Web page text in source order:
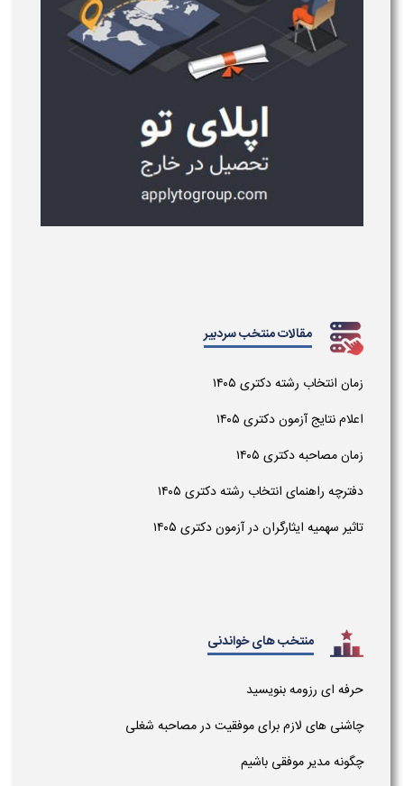
مقالات منتخب سردبیر
زمان انتخاب رشته دکتری ۱۴۰۵
اعلام نتایج آزمون دکتری ۱۴۰۵
زمان مصاحبه دکتری ۱۴۰۵
دفترچه راهنمای انتخاب رشته دکتری ۱۴۰۵
تاثیر سهمیه ایثارگران در آزمون دکتری ۱۴۰۵
منتخب های خواندنی
حرفه ای رزومه بنویسید
چاشنی های لازم برای موفقیت در مصاحبه شغلی
چگونه مدیر موفقی باشیم